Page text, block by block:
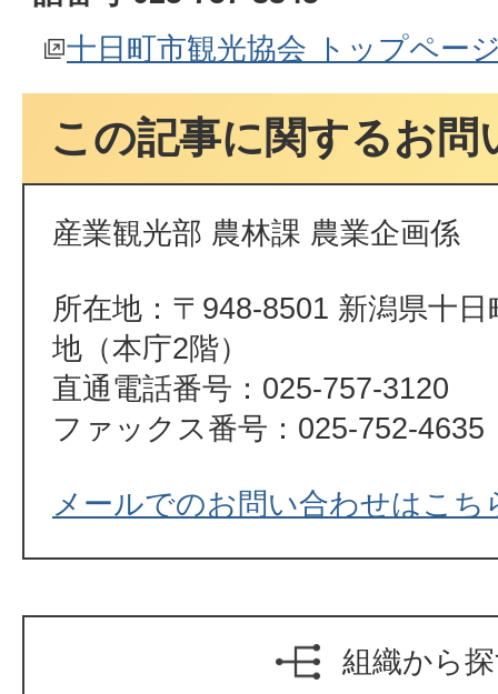
十日町市観光協会 トップペー
この記事に関するお問
産業観光部 農林課 農業企画係
所在地：〒948-8501 新潟県十
地（本庁2階）
直通電話番号：025-757-3120
ファックス番号：025-752-4635
メールでのお問い合わせはこち
組織から